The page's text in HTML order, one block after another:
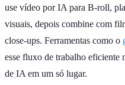
use vídeo por IA para B-roll,
visuais, depois combine com
close-ups. Ferramentas como o
esse fluxo de trabalho eficiente
de IA em um só lugar.